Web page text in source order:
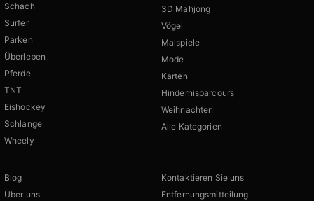
Schach
Surfer
Parken
Überleben
Pferde
TNT
Eishockey
Schlange
Wheely
3D Mahjong
Vögel
Malspiele
Mode
Karten
Hindernisparcours
Weihnachten
Alle Kategorien
Blog
Über uns
Kontaktieren Sie uns
Entfernungsmitteilung